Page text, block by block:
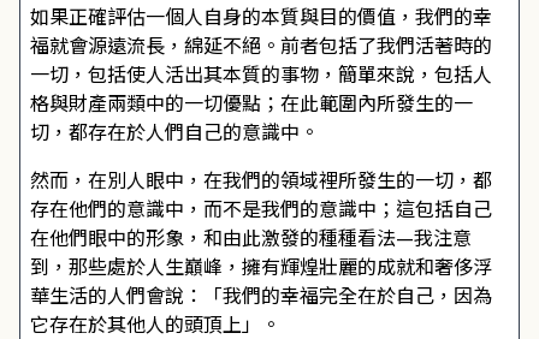
如果正確評估一個人自身的本質與目的價值，我們的幸
福就會源遠流長，綿延不絕。前者包括了我們活著時的
一切，包括使人活出其本質的事物，簡單來說，包括人
格與財產兩類中的一切優點；在此範圍內所發生的一
切，都存在於人們自己的意識中。
然而，在別人眼中，在我們的領域裡所發生的一切，都
存在他們的意識中，而不是我們的意識中；這包括自己
在他們眼中的形象，和由此激發的種種看法—我注意
到，那些處於人生巔峰，擁有輝煌壯麗的成就和奢侈浮
華生活的人們會說：「我們的幸福完全在於自己，因為
它存在於其他人的頭頂上」。